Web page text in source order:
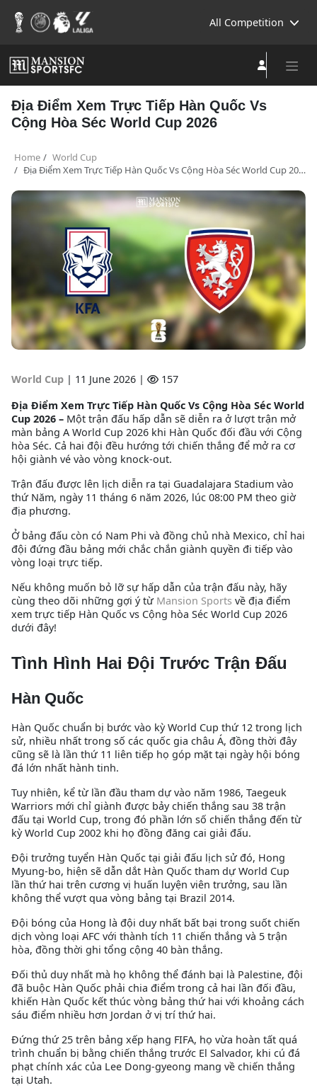
All Competition
Địa Điểm Xem Trực Tiếp Hàn Quốc Vs
Cộng Hòa Séc World Cup 2026
Home
World Cup
Địa Điểm Xem Trực Tiếp Hàn Quốc Vs Cộng Hòa Séc World Cup 2026
World Cup | 11 June 2026 |
157
Địa Điểm Xem Trực Tiếp Hàn Quốc Vs Cộng Hòa Séc World
Cup 2026 – Một trận đấu hấp dẫn sẽ diễn ra ở lượt trận mở
màn bảng A World Cup 2026 khi Hàn Quốc đối đầu với Cộng
hòa Séc. Cả hai đội đều hướng tới chiến thắng để mở ra cơ
hội giành vé vào vòng knock-out.
Trận đấu được lên lịch diễn ra tại Guadalajara Stadium vào
thứ Năm, ngày 11 tháng 6 năm 2026, lúc 08:00 PM theo giờ
địa phương.
Ở bảng đấu còn có Nam Phi và đồng chủ nhà Mexico, chỉ hai
đội đứng đầu bảng mới chắc chắn giành quyền đi tiếp vào
vòng loại trực tiếp.
Nếu không muốn bỏ lỡ sự hấp dẫn của trận đấu này, hãy
cùng theo dõi những gợi ý từ Mansion Sports về địa điểm
xem trực tiếp Hàn Quốc vs Cộng hòa Séc World Cup 2026
dưới đây!
Tình Hình Hai Đội Trước Trận Đấu
Hàn Quốc
Hàn Quốc chuẩn bị bước vào kỳ World Cup thứ 12 trong lịch
sử, nhiều nhất trong số các quốc gia châu Á, đồng thời đây
cũng sẽ là lần thứ 11 liên tiếp họ góp mặt tại ngày hội bóng
đá lớn nhất hành tinh.
Tuy nhiên, kể từ lần đầu tham dự vào năm 1986, Taegeuk
Warriors mới chỉ giành được bảy chiến thắng sau 38 trận
đấu tại World Cup, trong đó phần lớn số chiến thắng đến từ
kỳ World Cup 2002 khi họ đồng đăng cai giải đấu.
Đội trưởng tuyển Hàn Quốc tại giải đấu lịch sử đó, Hong
Myung-bo, hiện sẽ dẫn dắt Hàn Quốc tham dự World Cup
lần thứ hai trên cương vị huấn luyện viên trưởng, sau lần
không thể vượt qua vòng bảng tại Brazil 2014.
Đội bóng của Hong là đội duy nhất bất bại trong suốt chiến
dịch vòng loại AFC với thành tích 11 chiến thắng và 5 trận
hòa, đồng thời ghi tổng cộng 40 bàn thắng.
Đối thủ duy nhất mà họ không thể đánh bại là Palestine, đội
đã buộc Hàn Quốc phải chia điểm trong cả hai lần đối đầu,
khiến Hàn Quốc kết thúc vòng bảng thứ hai với khoảng cách
sáu điểm nhiều hơn Jordan ở vị trí thứ hai.
Đứng thứ 25 trên bảng xếp hạng FIFA, họ vừa hoàn tất quá
trình chuẩn bị bằng chiến thắng trước El Salvador, khi cú đá
phạt chính xác của Lee Dong-gyeong mang về chiến thắng
tại Utah.